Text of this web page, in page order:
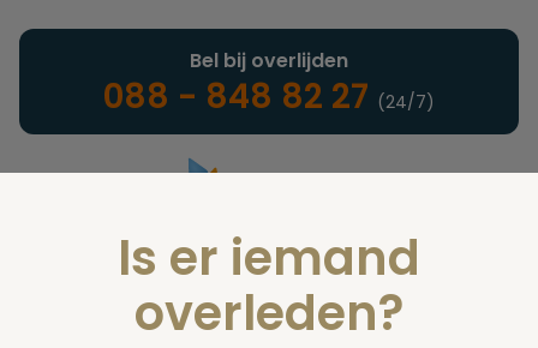
Landelijke uitvaartonderneming
Bel bij overlijden
088 - 848 82 27 (24/7)
Is er iemand
overleden?